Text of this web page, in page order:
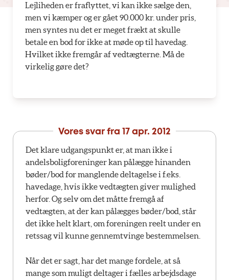
Lejliheden er fraflyttet, vi kan ikke sælge den,
men vi kæmper og er gået 90.000 kr. under pris,
men syntes nu det er meget frækt at skulle
betale en bod for ikke at møde op til havedag.
Hvilket ikke fremgår af vedtægterne. Må de
virkelig gøre det?
Vores svar fra 17 apr. 2012
Det klare udgangspunkt er, at man ikke i
andelsboligforeninger kan pålægge hinanden
bøder/bod for manglende deltagelse i f.eks.
havedage, hvis ikke vedtægten giver mulighed
herfor. Og selv om det måtte fremgå af
vedtægten, at der kan pålægges bøder/bod, står
det ikke helt klart, om foreningen reelt under en
retssag vil kunne gennemtvinge bestemmelsen.
Når det er sagt, har det mange fordele, at så
mange som muligt deltager i fælles arbejdsdage